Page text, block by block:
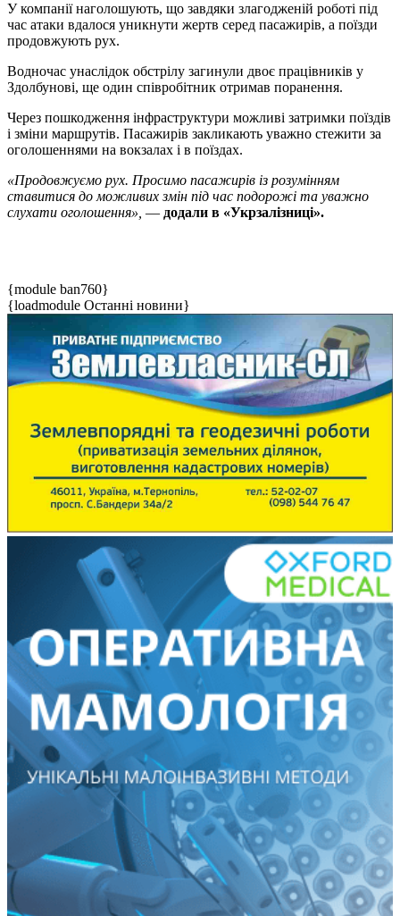
У компанії наголошують, що завдяки злагодженій роботі під
час атаки вдалося уникнути жертв серед пасажирів, а поїзди
продовжують рух.
Водночас унаслідок обстрілу загинули двоє працівників у
Здолбунові, ще один співробітник отримав поранення.
Через пошкодження інфраструктури можливі затримки поїздів
і зміни маршрутів. Пасажирів закликають уважно стежити за
оголошеннями на вокзалах і в поїздах.
«Продовжуємо рух. Просимо пасажирів із розумінням
ставитися до можливих змін під час подорожі та уважно
слухати оголошення», — додали в «Укрзалізниці».
{module ban760}
{loadmodule Останні новини}